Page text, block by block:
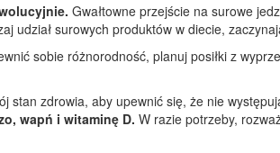
Gwałtowne przejście na surowe
udział surowych produktów w diecie,
sobie różnorodność, planuj posiłki z
stan zdrowia, aby upewnić się, że nie
wapń i witaminę D. W razie potrzeby,